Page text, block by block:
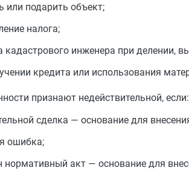
или подарить объект;
налога;
кадастрового инженера при делении,
кредита или использования
признают недействительной, если:
сделка — основание для
ошибка;
нормативный акт — основание для